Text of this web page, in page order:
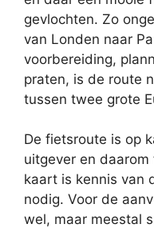
gevlochten. Zo
van Londen naar
voorbereiding,
praten, is de route
tussen twee grote
De fietsroute is op
uitgever en
kaart is kennis van
nodig. Voor de
wel, maar meestal